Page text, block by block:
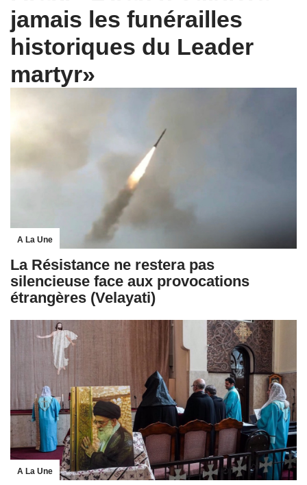
jamais les funérailles
historiques du Leader
martyr»
A La Une
La Résistance ne restera pas
silencieuse face aux provocations
étrangères (Velayati)
A La Une